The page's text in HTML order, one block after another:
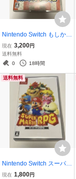
Nintendo Switch もしかし
て おばけの射的屋
現在 3,200円
送料無料
0
18時間
送料無料
Nintendo Switch スーパー
マリオRPG
現在 1,800円